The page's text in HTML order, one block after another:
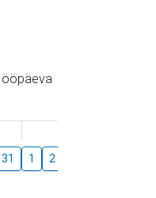
ööpäeva
31 1 2